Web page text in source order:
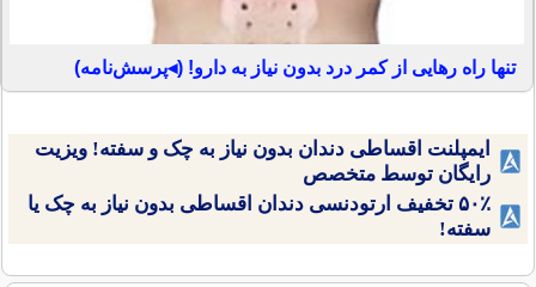
تنها راه رهایی از کمر درد بدون نیاز به دارو! (◂پرسش‌نامه)
ایمپلنت اقساطی دندان بدون نیاز به چک و سفته! ویزیت
رایگان توسط متخصص
۵۰٪ تخفیف ارتودنسی دندان اقساطی بدون نیاز به چک یا
سفته!